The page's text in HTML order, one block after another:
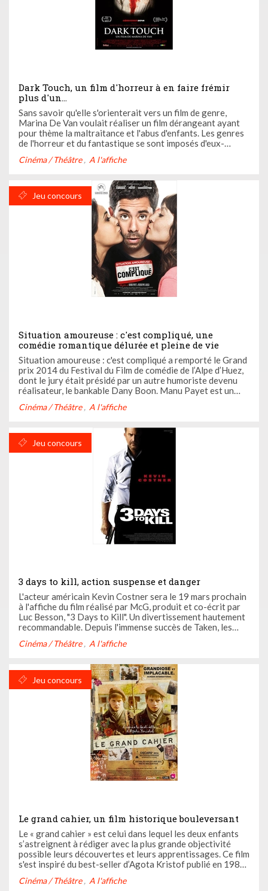
Dark Touch, un film d'horreur à en faire frémir
plus d'un...
Sans savoir qu'elle s'orienterait vers un film de genre,
Marina De Van voulait réaliser un film dérangeant ayant
pour thème la maltraitance et l'abus d'enfants. Les genres
de l'horreur et du fantastique se sont imposés d'eux-
d’incarner ce qui est à l’intérieur de nous de manière ...
Cinéma / Théâtre A l'affiche
Jeu concours
Situation amoureuse : c'est compliqué, une
comédie romantique délurée et pleine de vie
Situation amoureuse : c'est compliqué a remporté le Grand
prix 2014 du Festival du Film de comédie de l’Alpe d’Huez,
dont le jury était présidé par un autre humoriste devenu
réalisateur, le bankable Dany Boon. Manu Payet est un
année, après ses passages en tant qu’acteur sur Coco ...
Cinéma / Théâtre A l'affiche
Jeu concours
3 days to kill, action suspense et danger
L'acteur américain Kevin Costner sera le 19 mars prochain
à l'affiche du film réalisé par McG, produit et co-écrit par
Luc Besson, "3 Days to Kill". Un divertissement hautement
recommandable. Depuis l'immense succès de Taken, les
références. Souvent efficaces, ils laissent la ...
Cinéma / Théâtre A l'affiche
Jeu concours
Le grand cahier, un film historique bouleversant
Le « grand cahier » est celui dans lequel les deux enfants
s’astreignent à rédiger avec la plus grande objectivité
possible leurs découvertes et leurs apprentissages. Ce film
s'est inspiré du best-seller d’Agota Kristof publié en 1986.
le deuxième tome étant "La Preuve" et la ...
Cinéma / Théâtre A l'affiche